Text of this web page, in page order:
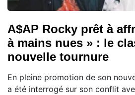
A$AP Rocky prêt à
à mains nues » : le
nouvelle tournure
En pleine promotion de son
a été interrogé sur son conflit